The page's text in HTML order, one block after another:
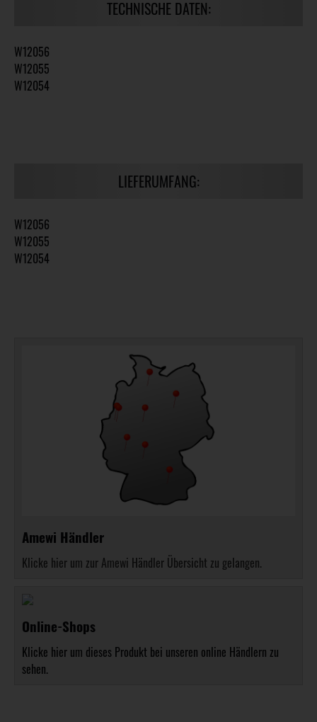
TECHNISCHE DATEN:
W12056
W12055
W12054
LIEFERUMFANG:
W12056
W12055
W12054
Amewi Händler
Klicke hier um zur Amewi Händler Übersicht zu gelangen.
Online-Shops
Klicke hier um dieses Produkt bei unseren online Händlern zu
sehen.